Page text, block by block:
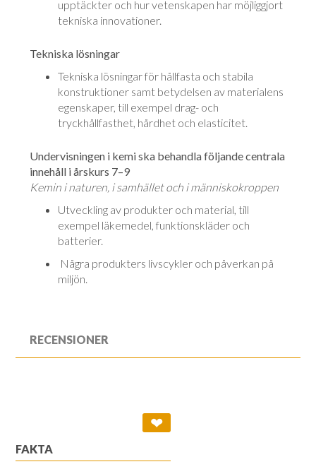
upptäckter och hur vetenskapen har möjliggjort
tekniska innovationer.
Tekniska lösningar
Tekniska lösningar för hållfasta och stabila
konstruktioner samt betydelsen av materialens
egenskaper, till exempel drag- och
tryckhållfasthet, hårdhet och elasticitet.
Undervisningen i kemi ska behandla följande centrala
innehåll i årskurs 7–9
Kemin i naturen, i samhället och i människokroppen
Utveckling av produkter och material, till
exempel läkemedel, funktions­klä­der och
batterier.
Några produkters livscykler och påverkan på
miljön.
RECENSIONER
❤
FAKTA